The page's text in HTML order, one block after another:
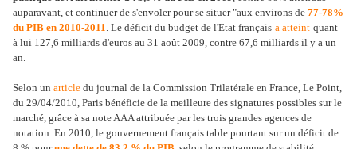
auparavant, et continuer de s'envoler pour se situer "aux environs de 77-78%
du PIB en 2010-2011. Le déficit du budget de l'Etat français a atteint quant
à lui 127,6 milliards d'euros au 31 août 2009, contre 67,6 milliards il y a un
an.
Selon un article du journal de la Commission Trilatérale en France, Le Point,
du 29/04/2010, Paris bénéficie de la meilleure des signatures possibles sur le
marché, grâce à sa note AAA attribuée par les trois grandes agences de
notation. En 2010, le gouvernement français table pourtant sur un déficit de